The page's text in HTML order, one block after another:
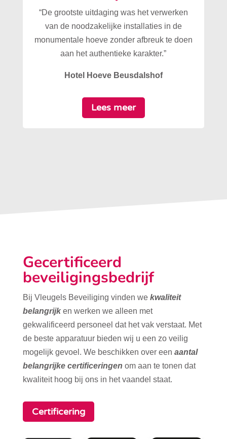
“De grootste uitdaging was het verwerken
van de noodzakelijke installaties in de
monumentale hoeve zonder afbreuk te doen
aan het authentieke karakter.”
Hotel Hoeve Beusdalshof
Lees meer
Gecertificeerd
beveiligingsbedrijf
Bij Vleugels Beveiliging vinden we kwaliteit
belangrijk en werken we alleen met
gekwalificeerd personeel dat het vak verstaat. Met
de beste apparatuur bieden wij u een zo veilig
mogelijk gevoel. We beschikken over een aantal
belangrijke certificeringen om aan te tonen dat
kwaliteit hoog bij ons in het vaandel staat.
Certificering